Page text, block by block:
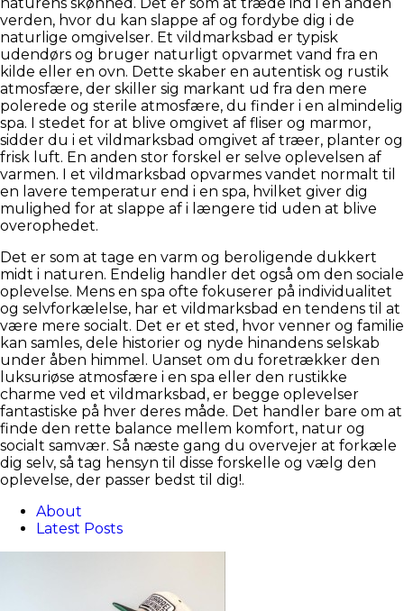
verden, hvor du kan slappe af og fordybe dig i de
naturlige omgivelser. Et vildmarksbad er typisk
udendørs og bruger naturligt opvarmet vand fra en
kilde eller en ovn. Dette skaber en autentisk og rustik
atmosfære, der skiller sig markant ud fra den mere
polerede og sterile atmosfære, du finder i en almindelig
spa. I stedet for at blive omgivet af fliser og marmor,
sidder du i et vildmarksbad omgivet af træer, planter og
frisk luft. En anden stor forskel er selve oplevelsen af
varmen. I et vildmarksbad opvarmes vandet normalt til
en lavere temperatur end i en spa, hvilket giver dig
mulighed for at slappe af i længere tid uden at blive
overophedet.
Det er som at tage en varm og beroligende dukkert
midt i naturen. Endelig handler det også om den sociale
oplevelse. Mens en spa ofte fokuserer på individualitet
og selvforkælelse, har et vildmarksbad en tendens til at
være mere socialt. Det er et sted, hvor venner og familie
kan samles, dele historier og nyde hinandens selskab
under åben himmel. Uanset om du foretrækker den
luksuriøse atmosfære i en spa eller den rustikke
charme ved et vildmarksbad, er begge oplevelser
fantastiske på hver deres måde. Det handler bare om at
finde den rette balance mellem komfort, natur og
socialt samvær. Så næste gang du overvejer at forkæle
dig selv, så tag hensyn til disse forskelle og vælg den
oplevelse, der passer bedst til dig!.
About
Latest Posts